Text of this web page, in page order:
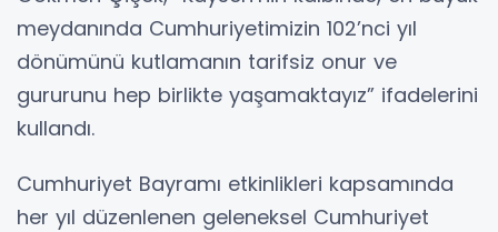
meydanında Cumhuriyetimizin 102’nci yıl
dönümünü kutlamanın tarifsiz onur ve
gururunu hep birlikte yaşamaktayız” ifadelerini
kullandı.
Cumhuriyet Bayramı etkinlikleri kapsamında
her yıl düzenlenen geleneksel Cumhuriyet